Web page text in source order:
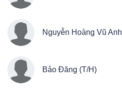
Nguyễn Hoàng Vũ Anh
Bảo Đăng (T/H)